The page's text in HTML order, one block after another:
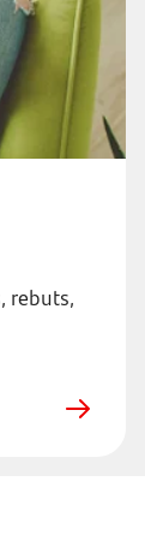
rebuts,